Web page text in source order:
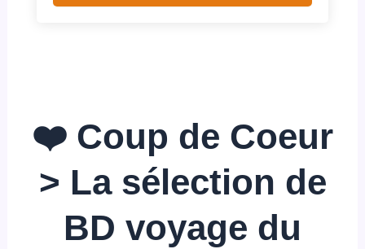
❤️ Coup de Coeur
> La sélection de
BD voyage du